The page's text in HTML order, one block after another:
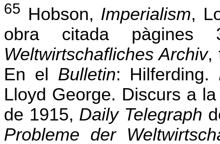
65 Hobson, Imperialism,
obra citada
Weltwirtschafliches Archiv,
En el Bulletin: Hilferding.
Lloyd George. Discurs a
de 1915, Daily Telegraph
Probleme der